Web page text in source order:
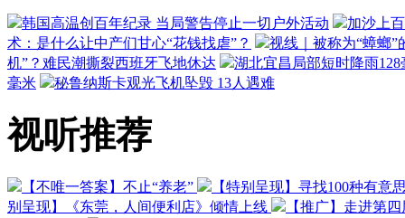
韩国高温创百年纪录 当局警告停止一切户外活动
加沙上
术：是什么让中产们甘心“花钱找虐”？
视线｜被称为“蟑螂
机”？难民潮撕裂西班牙飞地休达
湖北宜昌局部短时降雨
毫米
秘鲁纳斯卡观光飞机坠毁 13人遇难
视听推荐
【不唯一答案】不止“养老”
【特别呈现】寻找100种有意
别呈现】《东莞，人间便利店》倾情上线
【推广】走进第